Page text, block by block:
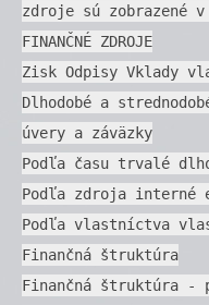
zdroje sú zobrazené
FINANČNÉ ZDROJE
Zisk Odpisy Vklady
Dlhodobé a
úvery a záväzky
Podľa času trvalé
Podľa zdroja interné
Podľa vlastníctva
Finančná štruktúra
Finančná štruktúra